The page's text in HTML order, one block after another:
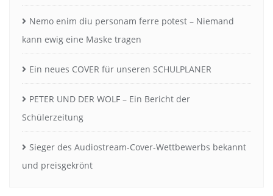
Nemo enim diu personam ferre potest – Niemand
kann ewig eine Maske tragen
Ein neues COVER für unseren SCHULPLANER
PETER UND DER WOLF – Ein Bericht der
Schülerzeitung
Sieger des Audiostream-Cover-Wettbewerbs bekannt
und preisgekrönt